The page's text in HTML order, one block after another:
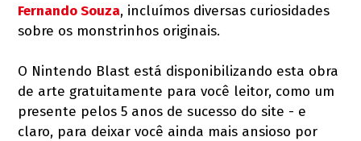
Fernando Souza, incluímos diversas curiosidades
sobre os monstrinhos originais.
O Nintendo Blast está disponibilizando esta obra
de arte gratuitamente para você leitor, como um
presente pelos 5 anos de sucesso do site - e
claro, para deixar você ainda mais ansioso por